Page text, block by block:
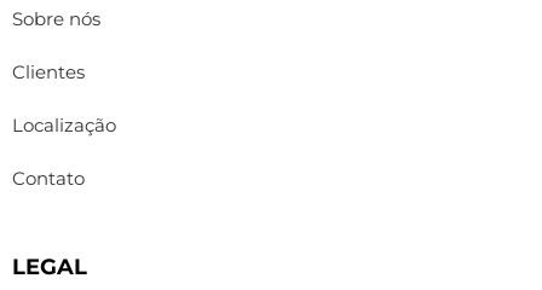
Sobre nós
Clientes
Localização
Contato
LEGAL